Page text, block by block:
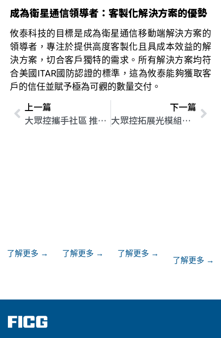
成為衛星通信領導者：客製化解決方案的優勢
攸泰科技的目標是成為衛星通信移動端解決方案的
領導者，專注於提供高度客製化且具成本效益的解
決方案，切合客戶獨特的需求。所有解決方案均符
合美國ITAR國防認證的標準，這為攸泰能夠獲取客
戶的信任並賦予極為可觀的數量交付。
上一篇
大眾控攜手社區 推動永續點亮孩子未來
下一篇
大眾控拓展光模組業務佈局 以光速驅動創新
了解更多 → 了解更多 → 了解更多 →
了解更多 →